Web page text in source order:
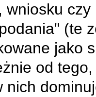
wniosku czy
(te
jako
od
nich